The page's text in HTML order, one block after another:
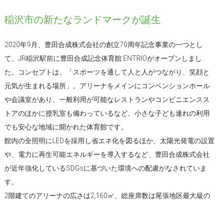
稲沢市の新たなランドマークが誕生
2020年9月、豊田合成株式会社の創立70周年記念事業の一つとし
て、JR稲沢駅前に豊田合成記念体育館 ENTRIOがオープンしまし
た。コンセプトは、「スポーツを通して人と人がつながり、笑顔と
元気が生まれる場所」。アリーナをメインにコンベンションホール
や会議室があり、一般利用が可能なレストランやコンビニエンスス
トアのほかに授乳室も備わっているなど、小さな子ども連れの利用
でも安心な地域に開かれた体育館です。
館内の全照明にLEDを採用し省エネ化を図るほか、太陽光発電の設置
や、電力に再生可能エネルギーを導入するなど、豊田合成株式会社
が近年強化しているSDGsに基づいた環境への配慮がなされていま
す。
2階建てのアリーナの広さは2,160㎡、総座席数は尾張地区最大級の